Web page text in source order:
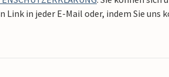
in jeder E-Mail oder, indem Sie uns